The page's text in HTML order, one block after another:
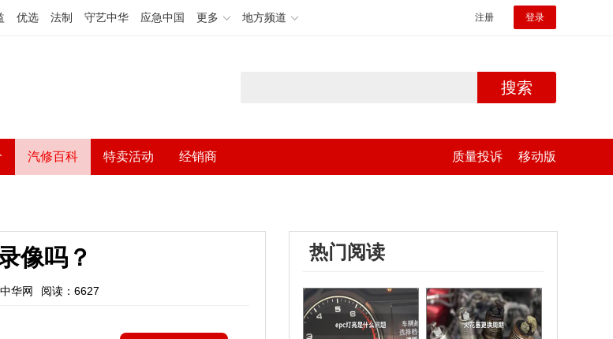
优选 法制 守艺中华 应急中国 更多 地方频道 注册 登录
搜索
汽修百科 特卖活动 经销商 质量投诉 移动版
像吗？
华网 阅读：6627
热门阅读